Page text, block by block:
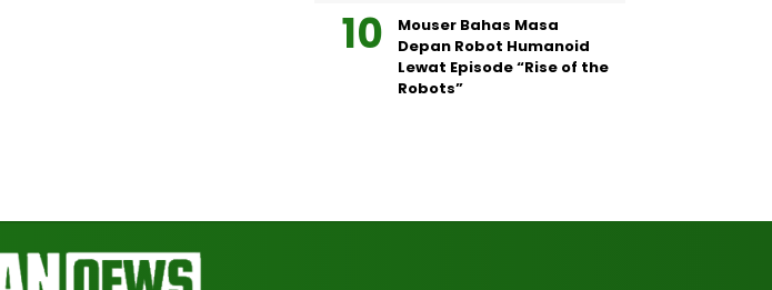
Mouser Bahas Masa
Depan Robot Humanoid
Lewat Episode “Rise of the
Robots”